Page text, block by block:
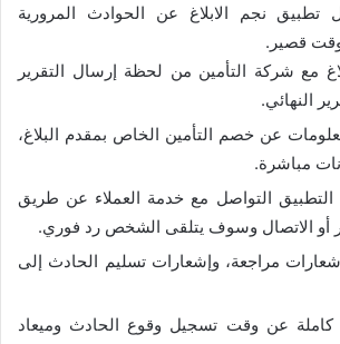
نجم الابلاغ عن الحوادث المرورية
قصير.
مع شركة التأمين من لحظة إرسال التقرير
النهائي.
عن خصم التأمين الخاص بمقدم البلاغ،
مباشرة.
التواصل مع خدمة العملاء عن طريق
أو الاتصال وسوف يتلقى الشخص رد فوري.
مراجعة، وإشعارات تسليم الحادث إلى
كاملة عن وقت تسجيل وقوع الحادث وميعاد